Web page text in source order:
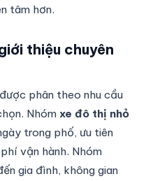
tâm hơn.
thiệu chuyên
phân theo nhu cầu
Nhóm xe đô thị nhỏ
trong phố, ưu tiên
vận hành. Nhóm
gia đình, không gian